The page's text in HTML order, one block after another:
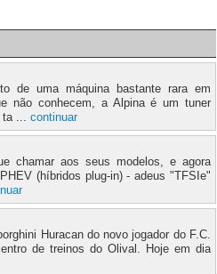
de uma máquina bastante rara em
não conhecem, a Alpina é um tuner
ta ... continuar
chamar aos seus modelos, e agora
(híbridos plug-in) - adeus "TFSIe"
Huracan do novo jogador do F.C.
de treinos do Olival. Hoje em dia